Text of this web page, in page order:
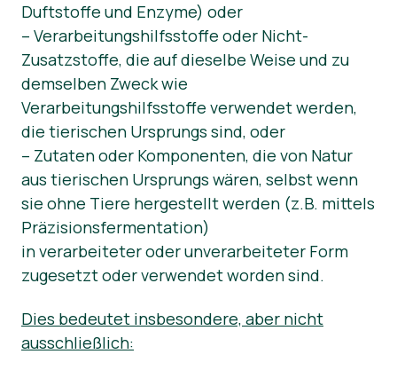
Duftstoffe und Enzyme) oder
– Verarbeitungshilfsstoffe oder Nicht-
Zusatzstoffe, die auf dieselbe Weise und zu
demselben Zweck wie
Verarbeitungshilfsstoffe verwendet werden,
die tierischen Ursprungs sind, oder
– Zutaten oder Komponenten, die von Natur
aus tierischen Ursprungs wären, selbst wenn
sie ohne Tiere hergestellt werden (z.B. mittels
Präzisionsfermentation)
in verarbeiteter oder unverarbeiteter Form
zugesetzt oder verwendet worden sind.
Dies bedeutet insbesondere, aber nicht
ausschließlich: